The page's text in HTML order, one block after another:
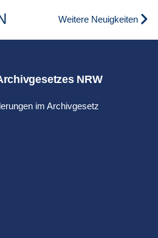
NRW
im Archivgesetz
Weitere Neuigkeiten